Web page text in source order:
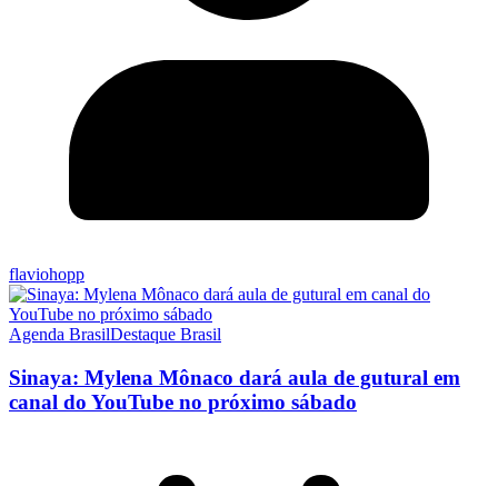
flaviohopp
Agenda BrasilDestaque Brasil
Sinaya: Mylena Mônaco dará aula de gutural em
canal do YouTube no próximo sábado